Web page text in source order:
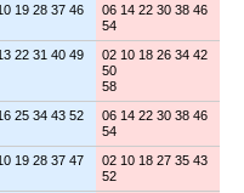
19 28 37 46
06 14 22 30 38 46
54
22 31 40 49
02 10 18 26 34 42
50
58
25 34 43 52
06 14 22 30 38 46
54
19 28 37 47
02 10 18 27 35 43
52